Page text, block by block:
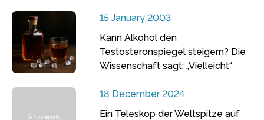
15 January 2003
Kann Alkohol den
Testosteronspiegel steigern? Die
Wissenschaft sagt: „Vielleicht“
18 December 2024
Ein Teleskop der Weltspitze auf